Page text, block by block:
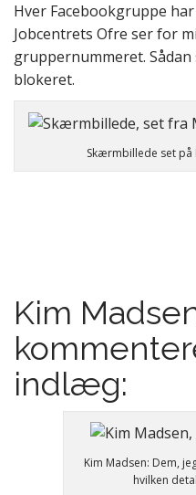
Hver Facebookgruppe
Jobcentrets Ofre ser for
gruppernummeret.
blokeret.
Skærmbillede set på
Kim
indlæg:
Kim Madsen: Dem,
hvilken